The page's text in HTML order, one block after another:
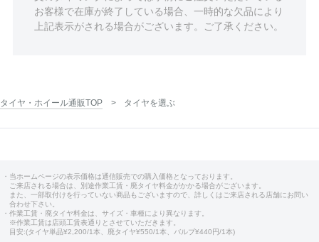
お客様で在庫が終了している場合、一時的な欠品により
上記表示がされる場合がございます。ご了承ください。
タイヤ・ホイール通販TOP タイヤを選ぶ
・当ホームページの表示価格は通信販売での購入価格となっております。
ご来店される場合は、別途作業工賃・廃タイヤ料金がかかる場合がございます。
また、一部取付けを行っていない商品もございますので、詳しくはご来店される店舗にお問い
合わせ下さい。
・作業工賃・廃タイヤ料金は、サイズ・車種により異なります。
※作業工賃は店頭工賃表通りとさせていただきます。
目安:(タイヤ単品¥2,200/1本、廃タイヤ¥550/1本、バルブ¥440円/1本)